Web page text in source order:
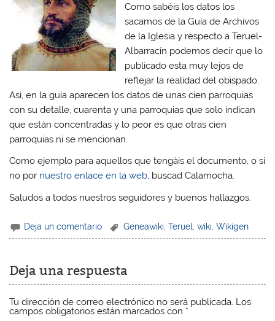
Como sabéis los datos los
sacamos de la Guía de Archivos
de la Iglesia y respecto a Teruel-
Albarracín podemos decir que lo
publicado esta muy lejos de
reflejar la realidad del obispado.
Así, en la guía aparecen los datos de unas cien parroquias
con su detalle, cuarenta y una parroquias que solo indican
que están concentradas y lo peor es que otras cien
parroquias ni se mencionan.
Como ejemplo para aquellos que tengáis el documento, o si
no por nuestro enlace en la web, buscad Calamocha.
Saludos a todos nuestros seguidores y buenos hallazgos.
Deja un comentario Geneawiki ,Teruel ,wiki ,Wikigen
Deja una respuesta
Tu dirección de correo electrónico no será publicada. Los
campos obligatorios están marcados con *